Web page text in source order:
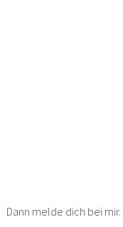
Dann melde dich bei